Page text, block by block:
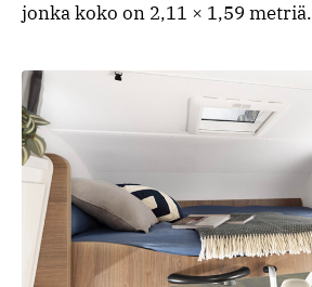
jonka koko on 2,11 × 1,59 metriä.